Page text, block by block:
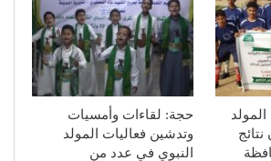
حجة: لقاءات وأمسيات
وتدشين فعاليات المولد
النبوي في عدد من